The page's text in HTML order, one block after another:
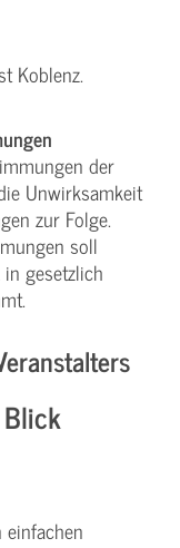
Koblenz.
der
Unwirksamkeit
zur Folge.
soll
gesetzlich